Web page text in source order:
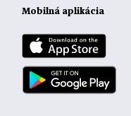
Mobilná aplikácia